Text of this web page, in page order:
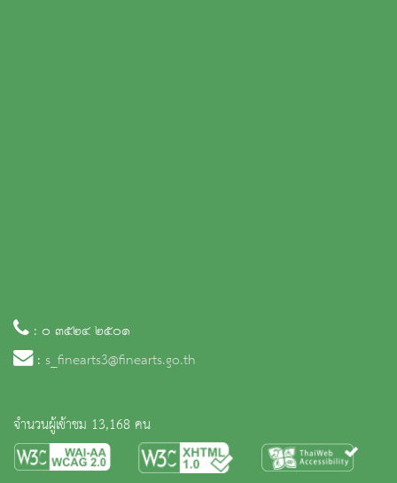
: ๐ ๓๕๒๔ ๒๕๐๑
: s_finearts3@finearts.go.th
จำนวนผู้เข้าชม 13,168 คน